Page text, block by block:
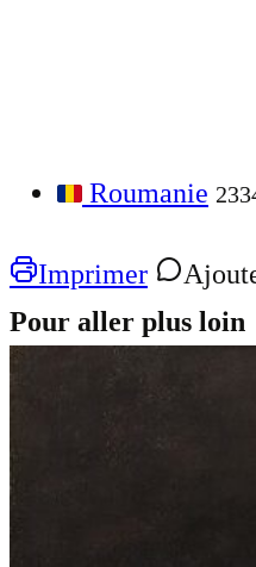
Roumanie
Imprimer
Pour aller plus loin